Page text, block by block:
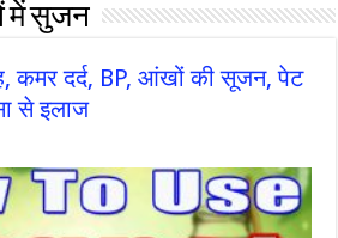
में सुजन
कमर दर्द, BP, आंखों की सूजन, पेट
से इलाज